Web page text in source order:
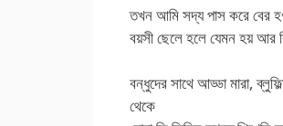
তখন আমি সদ্য পাস করে বের
বয়সী ছেলে হলে যেমন হয় আর
বন্ধুদের সাথে আড্ডা মারা,
থেকে